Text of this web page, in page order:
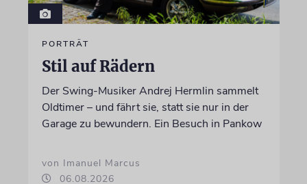
PORTRÄT
Stil auf Rädern
Der Swing-Musiker Andrej Hermlin sammelt
Oldtimer – und fährt sie, statt sie nur in der
Garage zu bewundern. Ein Besuch in Pankow
von Imanuel Marcus
06.08.2026